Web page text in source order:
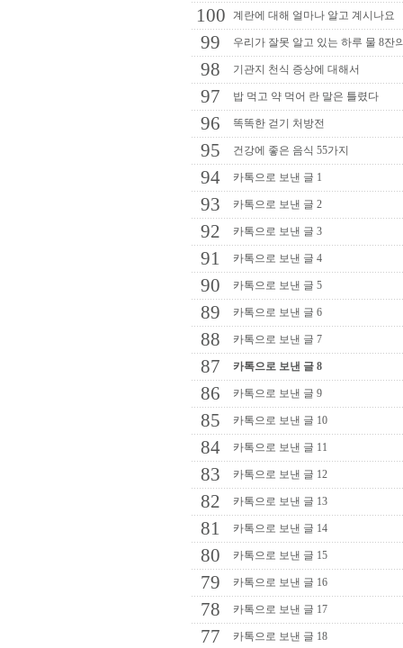
100 계란에 대해 얼마나 알고 계시나요
99 우리가 잘못 알고 있는 하루 물 8잔
98 기관지 천식 증상에 대해서
97 밥 먹고 약 먹어 란 말은 틀렸다
96 똑똑한 걷기 처방전
95 건강에 좋은 음식 55가지
94 카톡으로 보낸 글 1
93 카톡으로 보낸 글 2
92 카톡으로 보낸 글 3
91 카톡으로 보낸 글 4
90 카톡으로 보낸 글 5
89 카톡으로 보낸 글 6
88 카톡으로 보낸 글 7
87 카톡으로 보낸 글 8
86 카톡으로 보낸 글 9
85 카톡으로 보낸 글 10
84 카톡으로 보낸 글 11
83 카톡으로 보낸 글 12
82 카톡으로 보낸 글 13
81 카톡으로 보낸 글 14
80 카톡으로 보낸 글 15
79 카톡으로 보낸 글 16
78 카톡으로 보낸 글 17
77 카톡으로 보낸 글 18